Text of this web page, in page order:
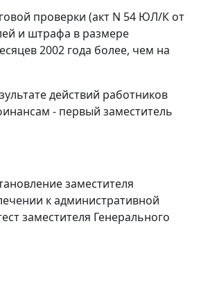
проверки (акт N 54 ЮЛ/К от
и штрафа в размере
2002 года более, чем на
действий работников
- первый заместитель
заместителя
к административной
заместителя Генерального